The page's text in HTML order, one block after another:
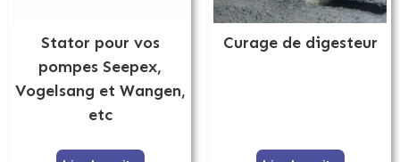
Stator pour vos
pompes Seepex,
Vogelsang et Wangen,
etc
Curage de digesteur